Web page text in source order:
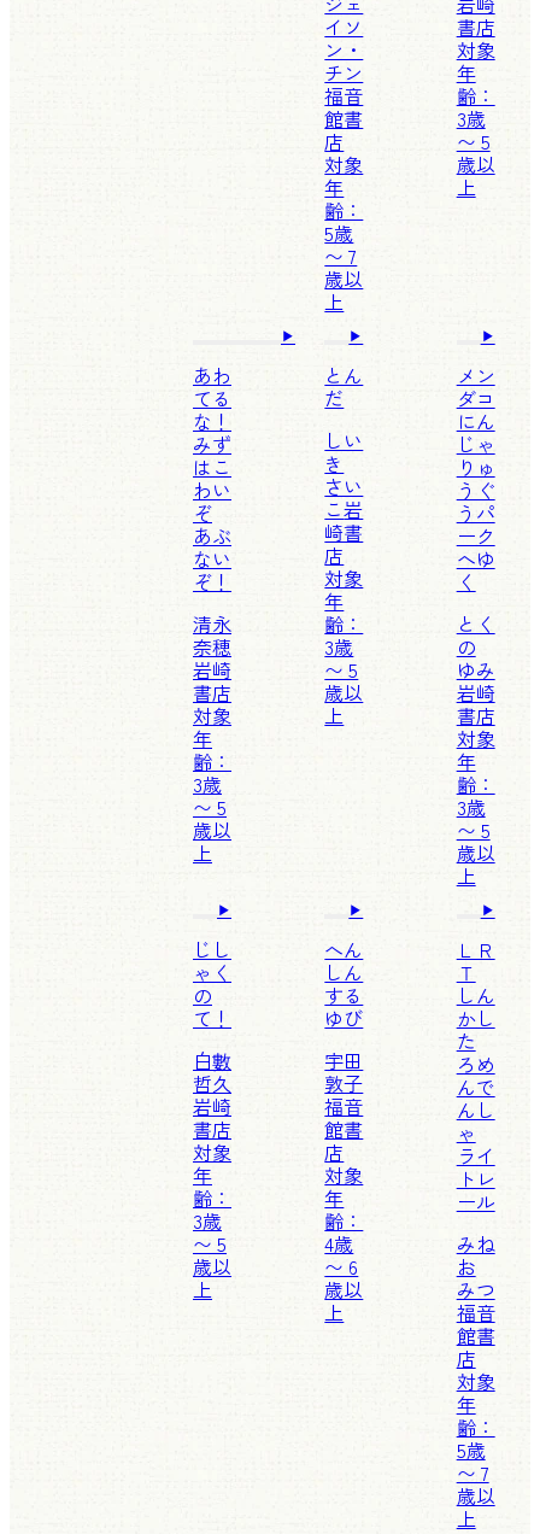
イソ
ン・
チン
福音
館書
店
対象
年
齢：
5歳
〜 7
歳以
上
書店
対象
年
齢：
3歳
〜 5
歳以
上
あわ
てる
な！
みず
はこ
わい
ぞ
あぶ
ない
ぞ！
清永
奈穂
岩崎
書店
対象
年
齢：
3歳
〜 5
歳以
上
とん
だ
しい
き
さい
こ岩
崎書
店
対象
年
齢：
3歳
〜 5
歳以
上
メン
ダコ
にん
じゃ
りゅ
うぐ
うパ
ーク
へゆ
く
とく
の
ゆみ
岩崎
書店
対象
年
齢：
3歳
〜 5
歳以
上
じし
ゃく
の
て！
白數
哲久
岩崎
書店
対象
年
齢：
3歳
〜 5
歳以
上
へん
しん
する
ゆび
宇田
敦子
福音
館書
店
対象
年
齢：
4歳
〜 6
歳以
上
ＬＲ
Ｔ
しん
かし
た
ろめ
んで
んし
ゃ
ライ
トレ
ール
みね
お
みつ
福音
館書
店
対象
年
齢：
5歳
〜 7
歳以
上